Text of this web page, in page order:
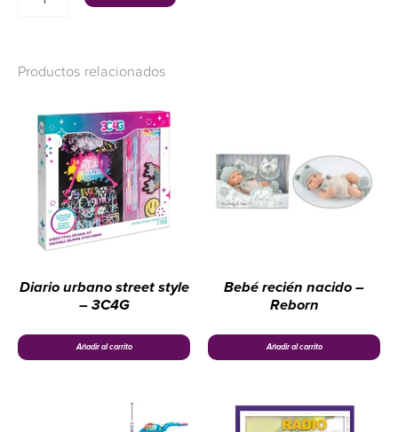
Productos relacionados
Diario urbano street style
– 3C4G
Añadir al carrito
Bebé recién nacido –
Reborn
Añadir al carrito